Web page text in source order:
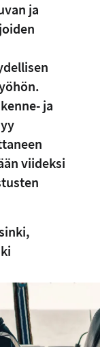
ja
ja
viideksi